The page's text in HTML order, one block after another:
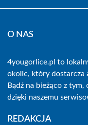
O NAS
4yougorlice.pl to
okolic, który dostarcza
Bądź na bieżąco z
dzięki naszemu
REDAKCJA